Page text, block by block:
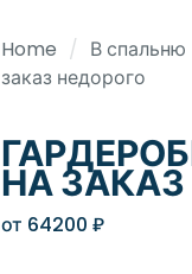
Home / В спальню
заказ недорого
НА
от 64200 ₽